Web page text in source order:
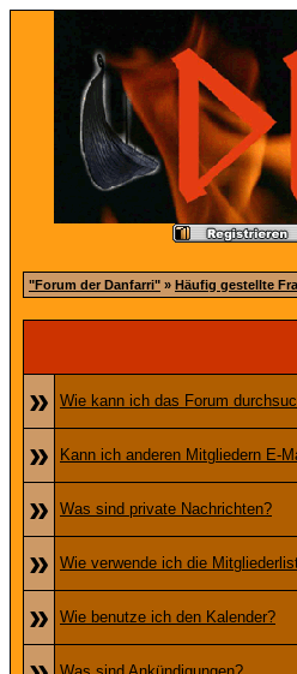
"Forum der Danfarri" » Häufig gestellte
»
Wie kann ich das Forum
» Kann ich anderen Mitgliedern E-
» Was sind private Nachrichten?
» Wie verwende ich die
» Wie benutze ich den Kalender?